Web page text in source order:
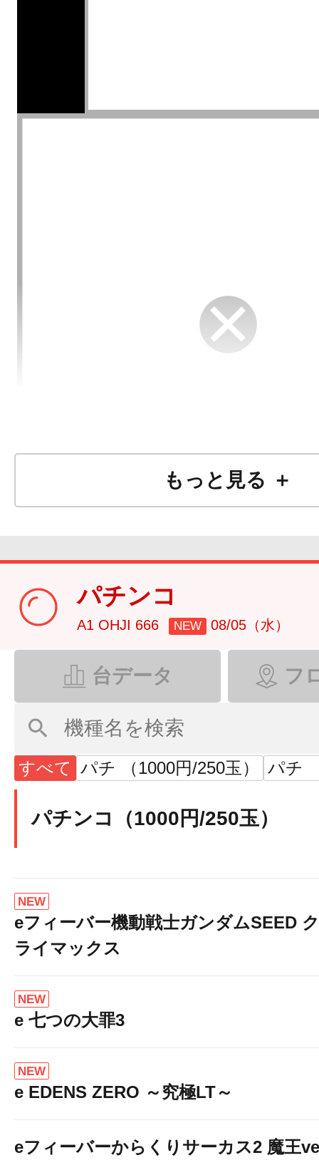
本日8月8日(
もっと見る ＋
パチンコ
A1 OHJI 666 NEW 08/05（水）
台データ フ
すべて パチ （1000円/250玉） パチ
パチンコ（1000円/250玉）
NEW
eフィーバー機動戦士ガンダムSEED ク
ライマックス
NEW
e 七つの大罪3
NEW
e EDENS ZERO ～究極LT～
eフィーバーからくりサーカス2 魔王